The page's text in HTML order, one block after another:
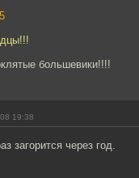
большевики!!!!
19:38
загорится через год.